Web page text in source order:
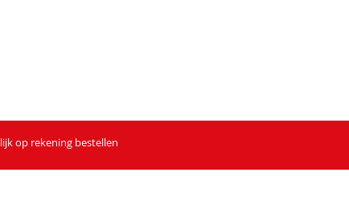
op rekening bestellen